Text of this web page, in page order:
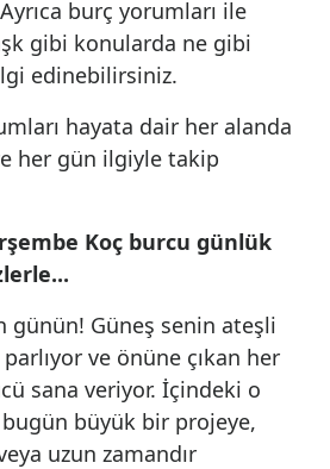
burç yorumları ile
gibi konularda ne gibi
edinebilirsiniz.
hayata dair her alanda
her gün ilgiyle takip
Koç burcu günlük
günün! Güneş senin ateşli
ve önüne çıkan her
sana veriyor. İçindeki o
büyük bir projeye,
uzun zamandır